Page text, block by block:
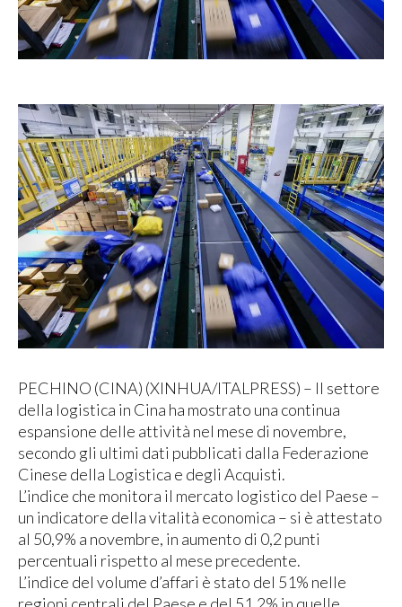
PECHINO (CINA) (XINHUA/ITALPRESS) – Il settore
della logistica in Cina ha mostrato una continua
espansione delle attività nel mese di novembre,
secondo gli ultimi dati pubblicati dalla Federazione
Cinese della Logistica e degli Acquisti.
L’indice che monitora il mercato logistico del Paese –
un indicatore della vitalità economica – si è attestato
al 50,9% a novembre, in aumento di 0,2 punti
percentuali rispetto al mese precedente.
L’indice del volume d’affari è stato del 51% nelle